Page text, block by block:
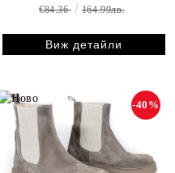
€84.36 164.99лв.
Виж детайли
-40%